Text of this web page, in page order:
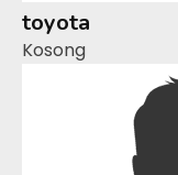
toyota
Kosong